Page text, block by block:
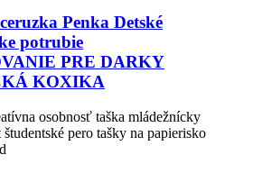
Penka Detské
potrubie
PRE DARKY
KOXIKA